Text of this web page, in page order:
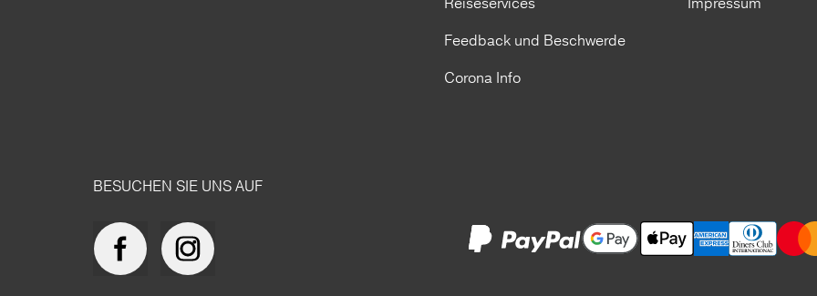
Feedback und Beschwerde
Corona Info
BESUCHEN SIE UNS AUF